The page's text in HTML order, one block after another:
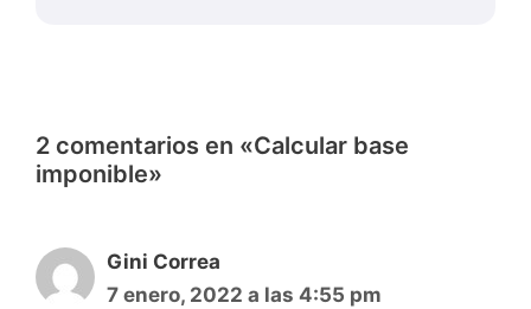
2 comentarios en «Calcular base
imponible»
Gini Correa
7 enero, 2022 a las 4:55 pm